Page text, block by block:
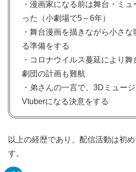
・漫画家になる前は舞台・ミ
った（小劇場で5～6年）
・舞台漫画を描きながら小さ
る準備をする
・コロナウイルス蔓延により
劇団の計画も難航
・弟さんの一言で、3Dミュー
Vtuberになる決意をする
以上の経歴であり、配信活動は初
す。